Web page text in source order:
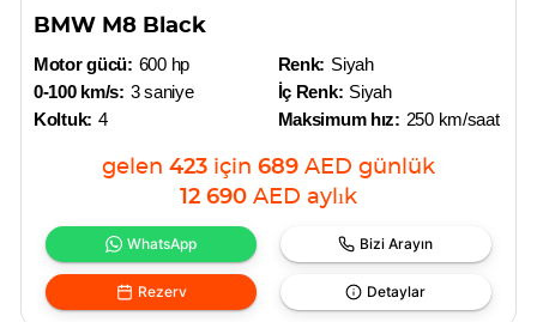
BMW M8 Black
Motor gücü: 600 hp
0-100 km/s: 3 saniye
Koltuk: 4
Renk: Siyah
İç Renk: Siyah
Maksimum hız: 250 km/saat
gelen 423 için 689 AED günlük
12 690 AED aylık
WhatsApp Bizi Arayın
Rezerv Detaylar